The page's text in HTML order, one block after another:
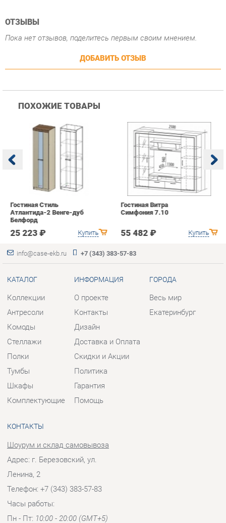
ПОХОЖИЕ ТОВАРЫ
Купить
Атлантида-2 Венге-дуб
25 223 ₽ Купить
Гостиная Витра
Симфония 7.10
55 482 ₽
info@case-ekb.ru
КАТАЛОГ
Коллекции
Антресоли
Комоды
Полки
Тумбы
Шкафы
Комплектующие
Контакты
Дизайн
Скидки и Акции
Политика
Гарантия
Помощь
ГОРОДА
Екатеринбург
Шоурум и склад самовывоза
Часы работы:
Отправить сообщение